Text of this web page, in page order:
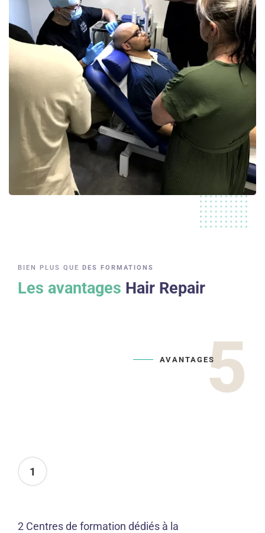
BIEN PLUS QUE DES FORMATIONS
Les avantages Hair Repair
5
AVANTAGES
1
2 Centres de formation dédiés à la